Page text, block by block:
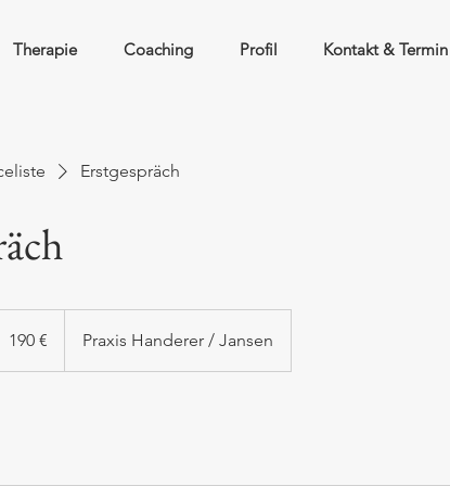
Therapie Coaching Profil Kontakt & Termin
Erstgespräch
190 € Praxis Handerer / Jansen